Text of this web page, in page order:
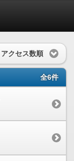
アクセス数順
全6件